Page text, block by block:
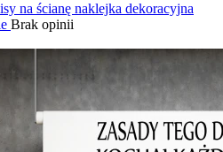
na ścianę naklejka dekoracyjna
Brak opinii